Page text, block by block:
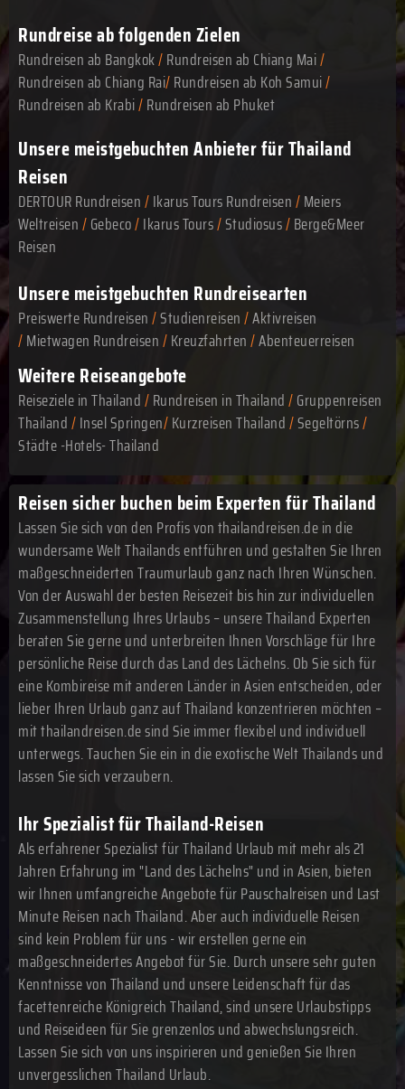
Rundreise ab folgenden Zielen
Rundreisen ab Bangkok/Rundreisen ab Chiang Mai/
Rundreisen ab Chiang Rai/Rundreisen ab Koh Samui/
Rundreisen ab Krabi/Rundreisen ab Phuket
Unsere meistgebuchten Anbieter für Thailand
Reisen
DERTOUR Rundreisen/Ikarus Tours Rundreisen/Meiers
Weltreisen/Gebeco/Ikarus Tours/Studiosus/Berge&Meer
Reisen
Unsere meistgebuchten Rundreisearten
Preiswerte Rundreisen/Studienreisen/Aktivreisen
/Mietwagen Rundreisen/Kreuzfahrten/Abenteuerreisen
Weitere Reiseangebote
Reiseziele in Thailand/Rundreisen in Thailand/Gruppenreisen
Thailand/Insel Springen/Kurzreisen Thailand/Segeltörns/
Städte -Hotels- Thailand
Reisen sicher buchen beim Experten für Thailand
Lassen Sie sich von den Profis von thailandreisen.de in die
wundersame Welt Thailands entführen und gestalten Sie Ihren
maßgeschneiderten Traumurlaub ganz nach Ihren Wünschen.
Von der Auswahl der besten Reisezeit bis hin zur individuellen
Zusammenstellung Ihres Urlaubs – unsere Thailand Experten
beraten Sie gerne und unterbreiten Ihnen Vorschläge für Ihre
persönliche Reise durch das Land des Lächelns. Ob Sie sich für
eine Kombireise mit anderen Länder in Asien entscheiden, oder
lieber Ihren Urlaub ganz auf Thailand konzentrieren möchten –
mit thailandreisen.de sind Sie immer flexibel und individuell
unterwegs. Tauchen Sie ein in die exotische Welt Thailands und
lassen Sie sich verzaubern.
Ihr Spezialist für Thailand-Reisen
Als erfahrener Spezialist für Thailand Urlaub mit mehr als 21
Jahren Erfahrung im "Land des Lächelns" und in Asien, bieten
wir Ihnen umfangreiche Angebote für Pauschalreisen und Last
Minute Reisen nach Thailand. Aber auch individuelle Reisen
sind kein Problem für uns - wir erstellen gerne ein
maßgeschneidertes Angebot für Sie. Durch unsere sehr guten
Kenntnisse von Thailand und unsere Leidenschaft für das
facettenreiche Königreich Thailand, sind unsere Urlaubstipps
und Reiseideen für Sie grenzenlos und abwechslungsreich.
Lassen Sie sich von uns inspirieren und genießen Sie Ihren
unvergesslichen Thailand Urlaub.